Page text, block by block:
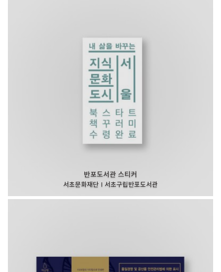
반포도서관 스티커
서초문화재단 I 서초구립반포도서관